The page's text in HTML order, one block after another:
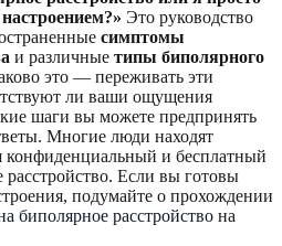
Это руководство
симптомы
и различные типы биполярного
это — переживать эти
ли ваши ощущения
шаги вы можете предпринять
Многие люди находят
конфиденциальный и бесплатный
расстройство. Если вы готовы
подумайте о прохождении
биполярное расстройство на